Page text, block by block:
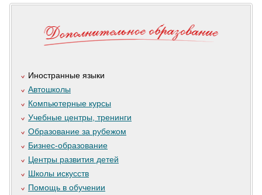
Иностранные языки
Автошколы
Компьютерные курсы
Учебные центры, тренинги
Образование за рубежом
Бизнес-образование
Центры развития детей
Школы искусств
Помощь в обучении